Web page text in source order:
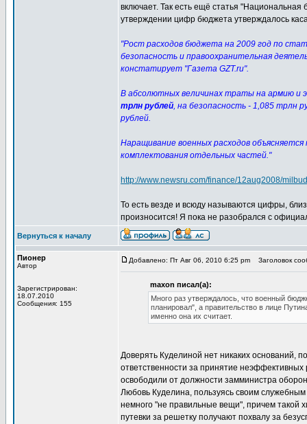
включает. Так есть ещё статья "Национальная
утверждении цифр бюджета утверждалось
"Рост расходов бюджета на 2009 год по
безопасность и правоохранительная
констатирует "Газета GZT.ru".
В абсолютных величинах траты на армию и
трлн рублей, на безопасность - 1,085 трлн
рублей.
Наращивание военных расходов
комплектования отдельных частей."
http://www.newsru.com/finance/12aug2008/
То есть везде и всюду называются цифры,
произносится! Я пока не разобрался с
Вернуться к началу
Пионер
Автор
Зарегистрирован:
18.07.2010
Сообщения: 155
Добавлено: Пт Авг 06, 2010 6:25 pm Заголовок
maxon писал(а):
Много раз утверждалось, что военный
планировал", а правительство в лице
именно она их считает.
Доверять Куделиной нет никаких оснований,
ответственности за принятие
освободили от должности замминистра
Любовь Куделина, пользуясь своим
немного "не правильные вещи", причем такой
путевки за решетку получают похвалу за